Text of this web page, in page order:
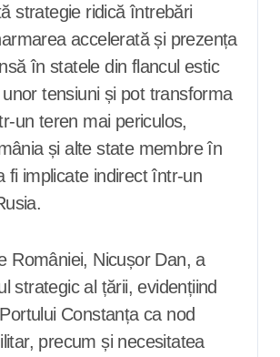
strategie ridică întrebări
accelerată și prezența
în statele din flancul estic
tensiuni și pot transforma
un teren mai periculos,
și alte state membre în
fi implicate indirect într-un
României, Nicușor Dan, a
strategic al țării, evidențiind
Constanța ca nod
precum și necesitatea